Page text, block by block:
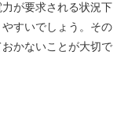
が要求される状況下
すいでしょう。その
かないことが大切で